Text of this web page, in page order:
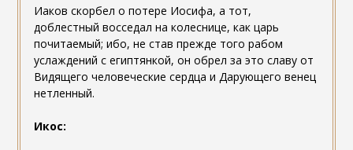
Иаков скорбел о потере Иосифа, а тот,
доблестный восседал на колеснице, как царь
почитаемый; ибо, не став прежде того рабом
услаждений с египтянкой, он обрел за это славу от
Видящего человеческие сердца и Дарующего венец
нетленный.
Икос: